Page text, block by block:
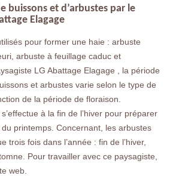
buissons et d’arbustes par le
Elagage
pour former une haie : arbuste
arbuste à feuillage caduc et
LG Abattage Elagage , la période
et arbustes varie selon le type de
de la période de floraison.
à la fin de l’hiver pour préparer
du printemps. Concernant, les arbustes
trois fois dans l’année : fin de l’hiver,
Pour travailler avec ce paysagiste,
web.